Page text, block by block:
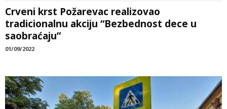
Crveni krst Požarevac realizovao
tradicionalnu akciju “Bezbednost dece u
saobraćaju”
01/09/2022